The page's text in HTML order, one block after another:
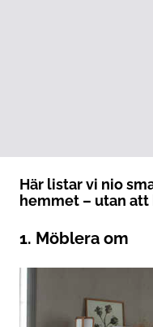
Här listar vi nio
hemmet – utan
1. Möblera om